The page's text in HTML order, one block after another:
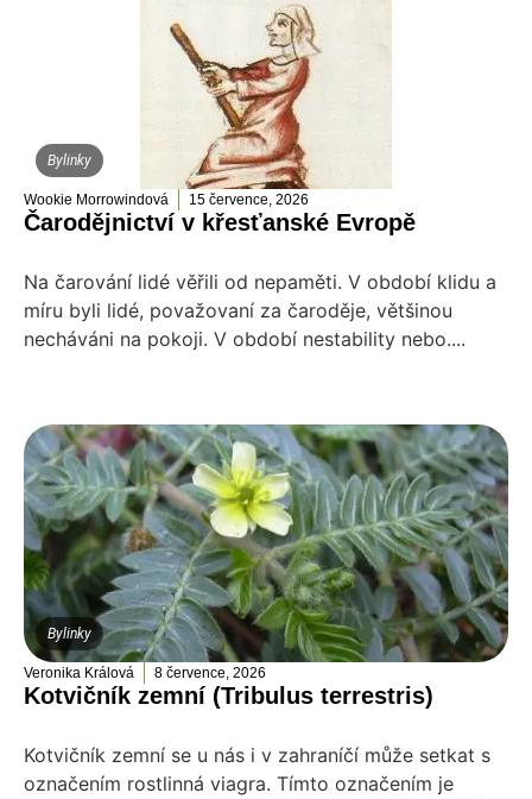
Bylinky
Wookie Morrowindová 15 července, 2026
Čarodějnictví v křesťanské Evropě
Na čarování lidé věřili od nepaměti. V období klidu a
míru byli lidé, považovaní za čaroděje, většinou
necháváni na pokoji. V období nestability nebo....
Bylinky
Veronika Králová 8 července, 2026
Kotvičník zemní (Tribulus terrestris)
Kotvičník zemní se u nás i v zahraníčí může setkat s
označením rostlinná viagra. Tímto označením je